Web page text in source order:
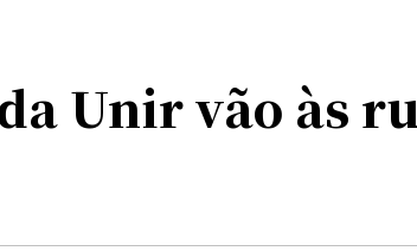
Unir vão às